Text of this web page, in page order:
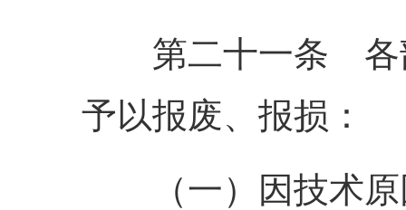
第二十一条 各部
予以报废、报损：
（一）因技术原